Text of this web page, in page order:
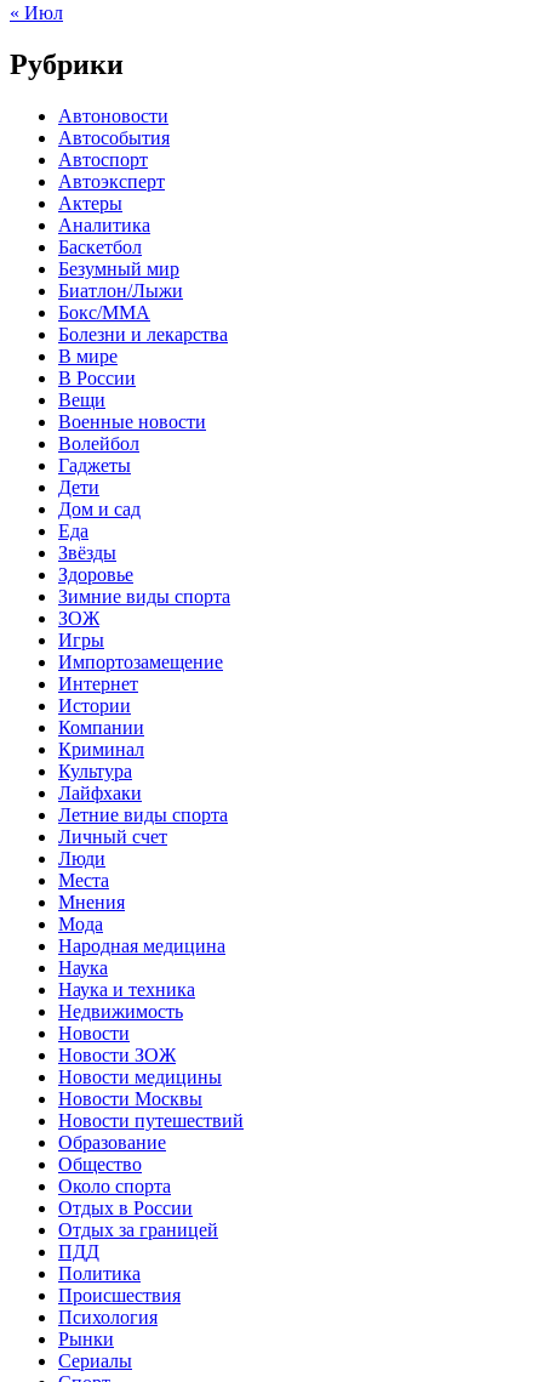
« Июл
Рубрики
Автоновости
Автособытия
Автоспорт
Автоэксперт
Актеры
Аналитика
Баскетбол
Безумный мир
Биатлон/Лыжи
Бокс/MMA
Болезни и лекарства
В мире
В России
Вещи
Военные новости
Волейбол
Гаджеты
Дети
Дом и сад
Еда
Звёзды
Здоровье
Зимние виды спорта
ЗОЖ
Игры
Импортозамещение
Интернет
Истории
Компании
Криминал
Культура
Лайфхаки
Летние виды спорта
Личный счет
Люди
Места
Мнения
Мода
Народная медицина
Наука
Наука и техника
Недвижимость
Новости
Новости ЗОЖ
Новости медицины
Новости Москвы
Новости путешествий
Образование
Общество
Около спорта
Отдых в России
Отдых за границей
ПДД
Политика
Происшествия
Психология
Рынки
Сериалы